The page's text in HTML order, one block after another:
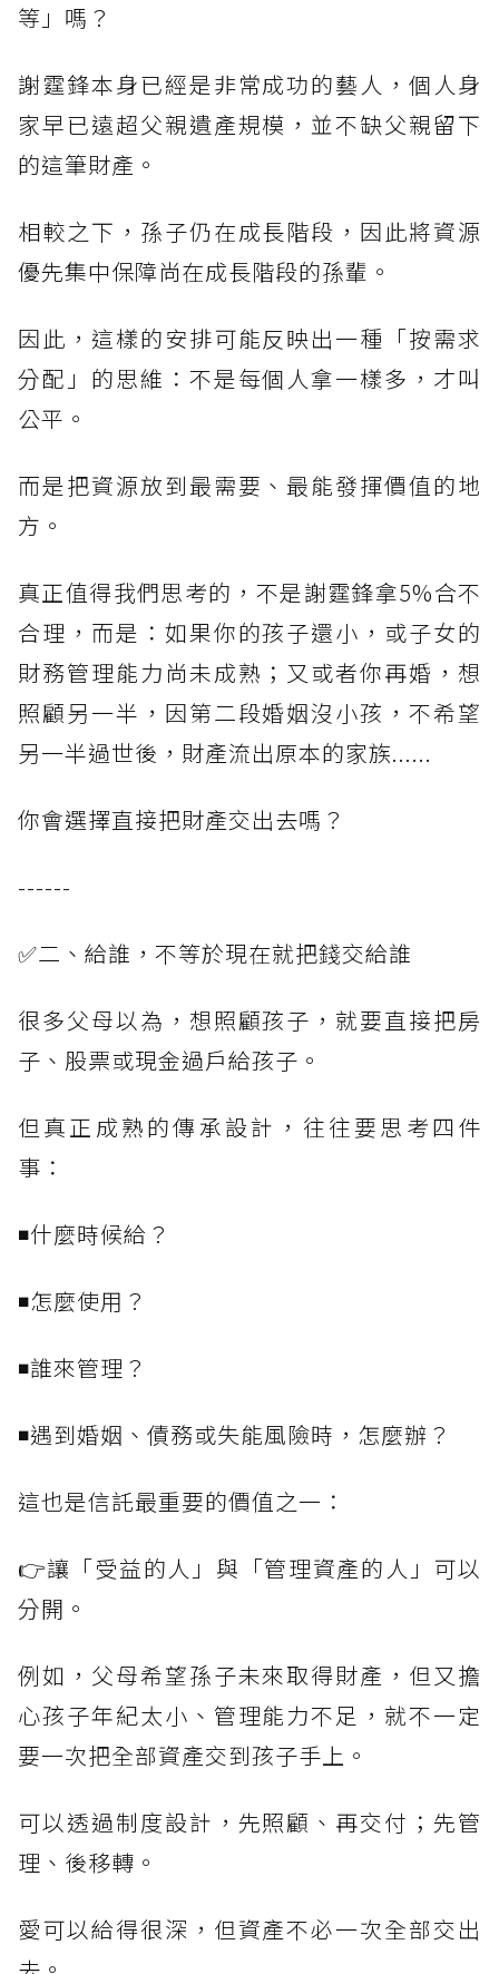
等」嗎？
謝霆鋒本身已經是非常成功的藝人，個人身
家早已遠超父親遺產規模，並不缺父親留下
的這筆財產。
相較之下，孫子仍在成長階段，因此將資源
優先集中保障尚在成長階段的孫輩。
因此，這樣的安排可能反映出一種「按需求
分配」的思維：不是每個人拿一樣多，才叫
公平。
而是把資源放到最需要、最能發揮價值的地
方。
真正值得我們思考的，不是謝霆鋒拿5%合不
合理，而是：如果你的孩子還小，或子女的
財務管理能力尚未成熟；又或者你再婚，想
照顧另一半，因第二段婚姻沒小孩，不希望
另一半過世後，財產流出原本的家族......
你會選擇直接把財產交出去嗎？
------
✅二、給誰，不等於現在就把錢交給誰
很多父母以為，想照顧孩子，就要直接把房
子、股票或現金過戶給孩子。
但真正成熟的傳承設計，往往要思考四件
事：
◾什麼時候給？
◾怎麼使用？
◾誰來管理？
◾遇到婚姻、債務或失能風險時，怎麼辦？
這也是信託最重要的價值之一：
👉讓「受益的人」與「管理資產的人」可以
分開。
例如，父母希望孫子未來取得財產，但又擔
心孩子年紀太小、管理能力不足，就不一定
要一次把全部資產交到孩子手上。
可以透過制度設計，先照顧、再交付；先管
理、後移轉。
愛可以給得很深，但資產不必一次全部交出